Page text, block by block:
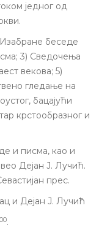
једног од
беседе
3) Сведочења
векова; 5)
о гледање на
ог, бацајући
крстообразног и
и писма, као и
Дејан Ј. Лучић.
прес.
и Дејан Ј. Лучић
00.